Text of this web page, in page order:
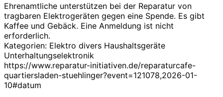
Ehrenamtliche unterstützen bei der Reparatur von
tragbaren Elektrogeräten gegen eine Spende. Es gibt
Kaffee und Gebäck. Eine Anmeldung ist nicht
erforderlich.
Kategorien: Elektro divers Haushaltsgeräte
Unterhaltungselektronik
https://www.reparatur-initiativen.de/reparaturcafe-
quartiersladen-stuehlinger?event=121078,2026-01-
10#datum